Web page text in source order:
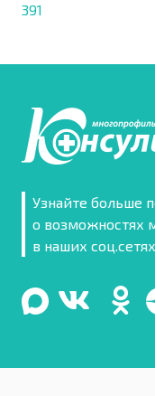
391
Узнайте больше
о возможностях
в наших соц.сетях